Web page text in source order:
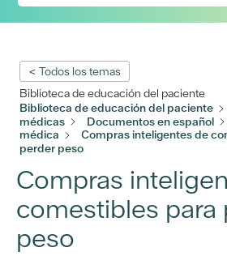
< Todos los temas
Biblioteca de educación del paciente
Biblioteca de educación del paciente
médicas
Documentos en español
médica
Compras inteligentes de
perder peso
Compras
comestibles para
peso